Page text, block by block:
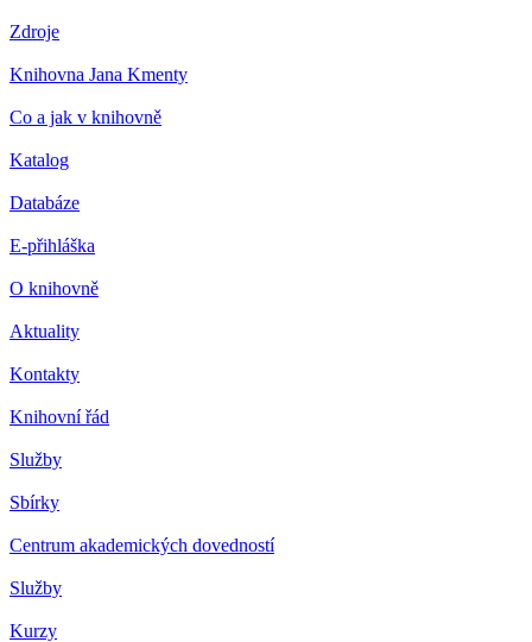
Zdroje
Knihovna Jana Kmenty
Co a jak v knihovně
Katalog
Databáze
E-přihláška
O knihovně
Aktuality
Kontakty
Knihovní řád
Služby
Sbírky
Centrum akademických dovedností
Služby
Kurzy